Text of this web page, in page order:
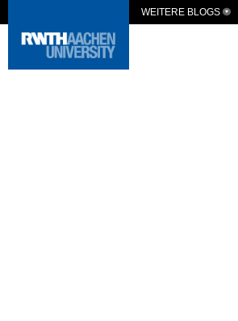
WEITERE BLOGS